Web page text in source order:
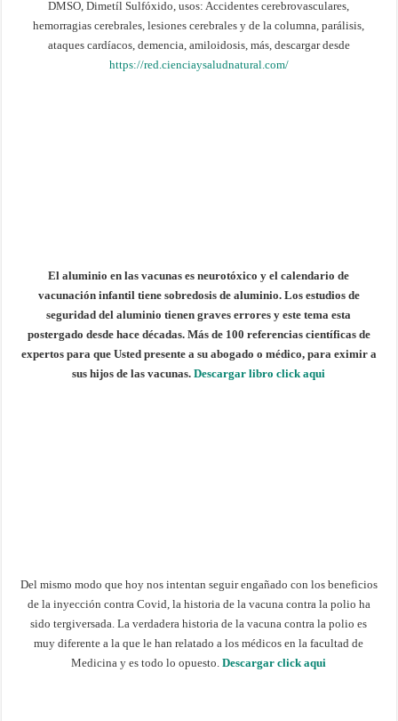
DMSO, Dimetíl Sulfóxido, usos: Accidentes cerebrovasculares,
hemorragias cerebrales, lesiones cerebrales y de la columna, parálisis,
ataques cardíacos, demencia, amiloidosis, más, descargar desde
https://red.cienciaysaludnatural.com/
El aluminio en las vacunas es neurotóxico y el calendario de
vacunación infantil tiene sobredosis de aluminio. Los estudios de
seguridad del aluminio tienen graves errores y este tema esta
postergado desde hace décadas. Más de 100 referencias científicas de
expertos para que Usted presente a su abogado o médico, para eximir a
sus hijos de las vacunas.Descargar libro click aqui
Del mismo modo que hoy nos intentan seguir engañado con los beneficios
de la inyección contra Covid, la historia de la vacuna contra la polio ha
sido tergiversada. La verdadera historia de la vacuna contra la polio es
muy diferente a la que le han relatado a los médicos en la facultad de
Medicina y es todo lo opuesto.Descargar click aqui